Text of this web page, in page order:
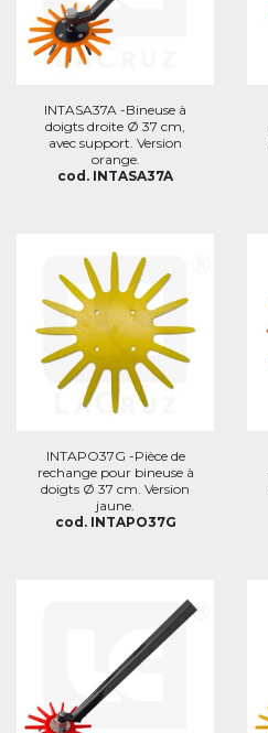
INTASA37A -Bineuse à
doigts droite Ø 37 cm,
avec support. Version
orange.
cod. INTASA37A
INTAPO37G -Pièce de
rechange pour bineuse à
doigts Ø 37 cm. Version
jaune.
cod. INTAPO37G